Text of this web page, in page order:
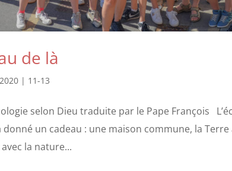
de là
| 11-13
selon Dieu traduite par le Pape François
un cadeau : une maison commune, la
la nature...